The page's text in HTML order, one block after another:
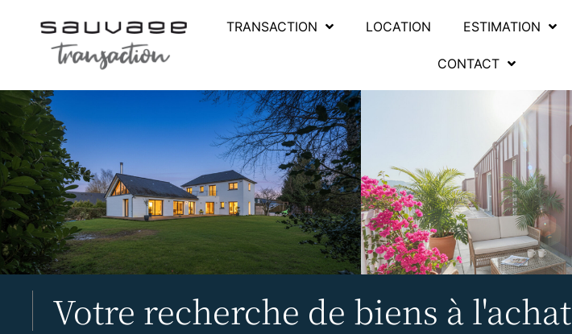
TRANSACTION LOCATION ESTIMATION
CONTACT
Votre recherche de biens à l'achat